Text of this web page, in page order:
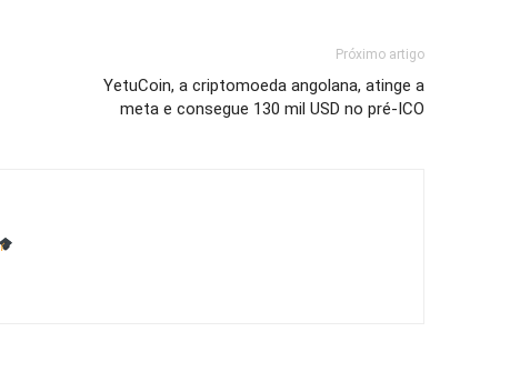
Próximo artigo
YetuCoin, a criptomoeda angolana, atinge a
meta e consegue 130 mil USD no pré-ICO